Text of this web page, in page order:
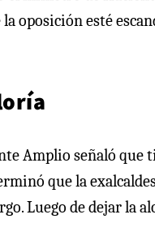
oposición esté
Amplio señaló que
que la
Luego de dejar la